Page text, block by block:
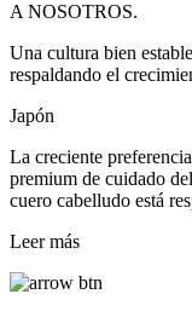
A NOSOTROS.
Una cultura bien
respaldando el
Japón
La creciente
premium de cuidado
cuero cabelludo está
Leer más